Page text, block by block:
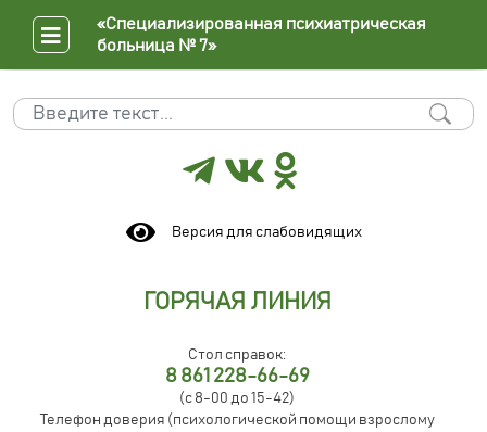
Поиск
Версия для слабовидящих
ГОРЯЧАЯ ЛИНИЯ
Стол справок:
8 861 228-66-69
(с 8-00 до 15-42)
Телефон доверия (психологической помощи взрослому
«Специализированная психиатрическая
больница № 7»